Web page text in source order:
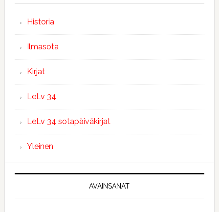
Historia
Ilmasota
Kirjat
LeLv 34
LeLv 34 sotapäiväkirjat
Yleinen
AVAINSANAT